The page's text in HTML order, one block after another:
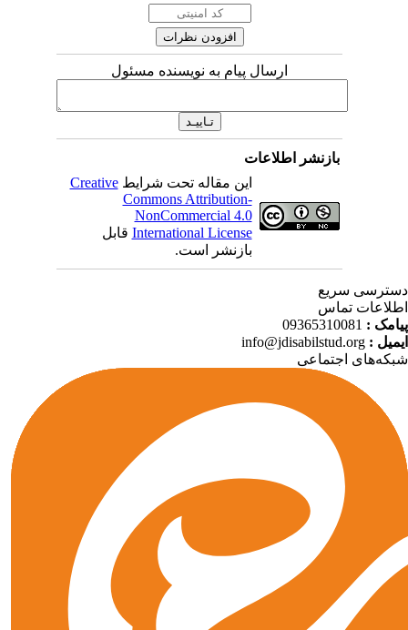
ارسال پیام به نویسنده مسئول
بازنشر اطلاعات
این مقاله تحت شرایطCreative
Commons Attribution-
NonCommercial 4.0
International Licenseقابل
بازنشر است.
سریع
تماس
:
09365310081
:
info@jdisabilstud.org
اجتماعی